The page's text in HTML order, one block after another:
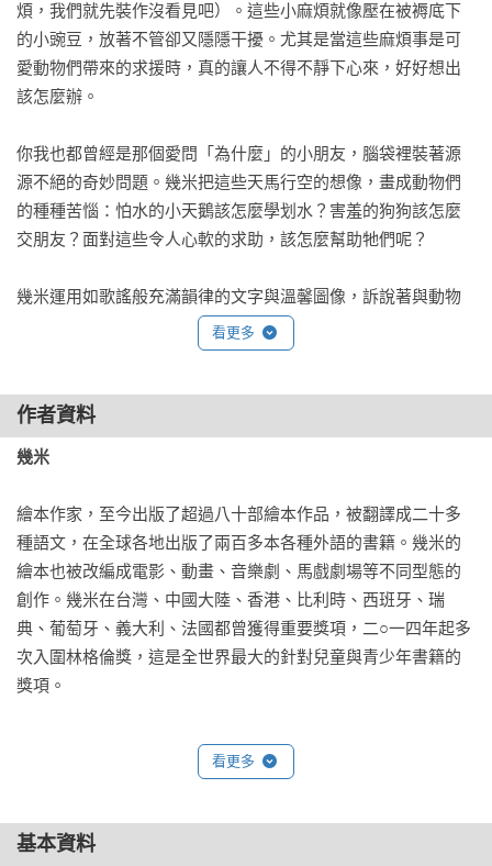
煩，我們就先裝作沒看見吧）。這些小麻煩就像壓在被褥底下
的小豌豆，放著不管卻又隱隱干擾。尤其是當這些麻煩事是可
愛動物們帶來的求援時，真的讓人不得不靜下心來，好好想出
該怎麼辦。
你我也都曾經是那個愛問「為什麼」的小朋友，腦袋裡裝著源
源不絕的奇妙問題。幾米把這些天馬行空的想像，畫成動物們
的種種苦惱：怕水的小天鵝該怎麼學划水？害羞的狗狗該怎麼
交朋友？面對這些令人心軟的求助，該怎麼幫助牠們呢？
幾米運用如歌謠般充滿韻律的文字與溫馨圖像，訴說著與動物
相處時那些調皮又驚喜的小問題。這是一場溫柔的邀請，適合
大朋友與小朋友坐下來一起腦力激盪，在那些看似充滿「不知
動腦筋想了這麼多「怎麼辦」之後，如果你也想知道，這些可
愛動物可不可以帶回家一起生活，千萬別錯過幾米同時出版的
看更多
作者資料
幾米
繪本作家，至今出版了超過八十部繪本作品，被翻譯成二十多
種語文，在全球各地出版了兩百多本各種外語的書籍。幾米的
繪本也被改編成電影、動畫、音樂劇、馬戲劇場等不同型態的
創作。幾米在台灣、中國大陸、香港、比利時、西班牙、瑞
典、葡萄牙、義大利、法國都曾獲得重要獎項，二○一四年起多
次入圍林格倫獎，這是全世界最大的針對兒童與青少年書籍的
獎項。
看更多
基本資料